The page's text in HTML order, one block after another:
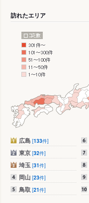
訪れたエリア
広島 [133件]
東京 [32件]
埼玉 [31件]
岡山 [23件]
鳥取 [21件]